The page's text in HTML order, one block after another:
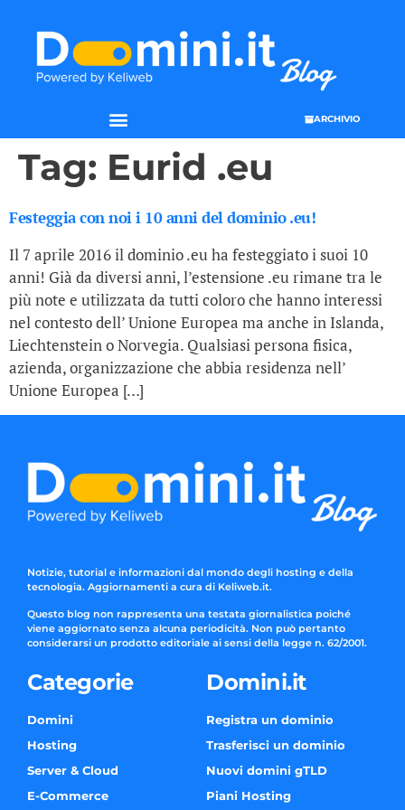
ARCHIVIO
Tag: Eurid .eu
Festeggia con noi i 10 anni del dominio .eu!
Il 7 aprile 2016 il dominio .eu ha festeggiato i suoi 10
anni! Già da diversi anni, l’estensione .eu rimane tra le
più note e utilizzata da tutti coloro che hanno interessi
nel contesto dell’ Unione Europea ma anche in Islanda,
Liechtenstein o Norvegia. Qualsiasi persona fisica,
azienda, organizzazione che abbia residenza nell’
Unione Europea […]
Notizie, tutorial e informazioni dal mondo degli hosting e della
tecnologia. Aggiornamenti a cura di Keliweb.it.
Questo blog non rappresenta una testata giornalistica poiché
viene aggiornato senza alcuna periodicità. Non può pertanto
considerarsi un prodotto editoriale ai sensi della legge n. 62/2001.
Categorie
Domini
Hosting
Server & Cloud
E-Commerce
Domini.it
Registra un dominio
Trasferisci un dominio
Nuovi domini gTLD
Piani Hosting